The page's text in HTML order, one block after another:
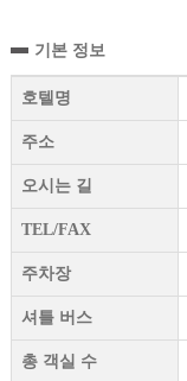
기본 정보
호텔명
주소
오시는 길
TEL/FAX
주차장
셔틀 버스
총 객실 수